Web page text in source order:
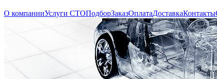
О компанииУслуги СТОПодборЗаказОплатаДоставкаКонтакты